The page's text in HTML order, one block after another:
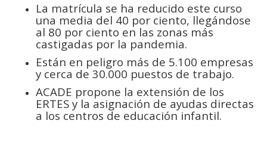
La matrícula se ha reducido este curso
una media del 40 por ciento, llegándose
al 80 por ciento en las zonas más
castigadas por la pandemia.
Están en peligro más de 5.100 empresas
y cerca de 30.000 puestos de trabajo.
ACADE propone la extensión de los
ERTES y la asignación de ayudas directas
a los centros de educación infantil.